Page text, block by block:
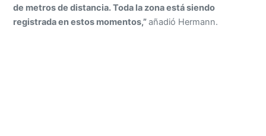
de metros de distancia. Toda la zona está siendo
registrada en estos momentos,”añadió Hermann.